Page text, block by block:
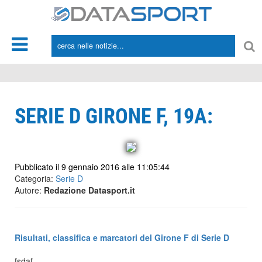
SERIE D GIRONE F, 19A:
Pubblicato il 9 gennaio 2016 alle 11:05:44
Categoria: Serie D
Autore: Redazione Datasport.it
Risultati, classifica e marcatori del Girone F di Serie D